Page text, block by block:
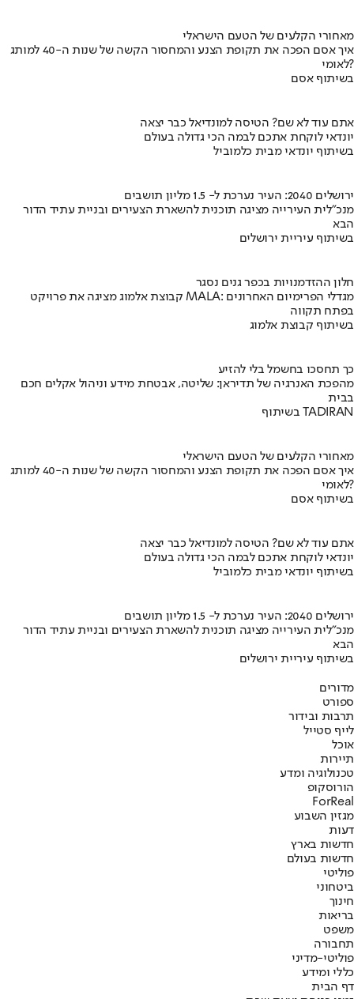
מאחורי הקלעים של הטעם הישראלי
איך אסם הפכה את תקופת הצנע והמחסור הקשה של שנות ה-40 למותג
לאומי?
בשיתוף אסם
אתם עוד לא שם? הטיסה למונדיאל כבר יצאה
יונדאי לוקחת אתכם לבמה הכי גדולה בעולם
בשיתוף יונדאי מבית כלמוביל
ירושלים 2040: העיר נערכת ל- 1.5 מליון תושבים
מנכ"לית העירייה מציגה תוכנית להשארת הצעירים ובניית עתיד הדור
הבא
בשיתוף עיריית ירושלים
חלון ההזדמנויות בכפר גנים נסגר
קבוצת אלמוג מציגה את פרויקט MALA: מגדלי הפרימיום האחרונים
בפתח תקווה
בשיתוף קבוצת אלמוג
כך תחסכו בחשמל בלי להזיע
מהפכת האנרגיה של תדיראן: שליטה, אבטחת מידע וניהול אקלים חכם
בבית
בשיתוף TADIRAN
מאחורי הקלעים של הטעם הישראלי
איך אסם הפכה את תקופת הצנע והמחסור הקשה של שנות ה-40 למותג
לאומי?
בשיתוף אסם
אתם עוד לא שם? הטיסה למונדיאל כבר יצאה
יונדאי לוקחת אתכם לבמה הכי גדולה בעולם
בשיתוף יונדאי מבית כלמוביל
ירושלים 2040: העיר נערכת ל- 1.5 מליון תושבים
מנכ"לית העירייה מציגה תוכנית להשארת הצעירים ובניית עתיד הדור
הבא
בשיתוף עיריית ירושלים
מדורים
ספורט
תרבות ובידור
לייף סטייל
אוכל
תיירות
טכנולוגיה ומדע
הורוסקופ
ForReal
מגזין השבוע
דעות
חדשות בארץ
חדשות בעולם
פוליטי
ביטחוני
חינוך
בריאות
משפט
תחבורה
פוליטי-מדיני
כללי ומידע
דף הבית